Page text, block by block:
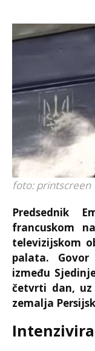
foto: printscreen
Predsednik
francuskom
televizijskom
palata.
između
četvrti dan, uz
zemalja